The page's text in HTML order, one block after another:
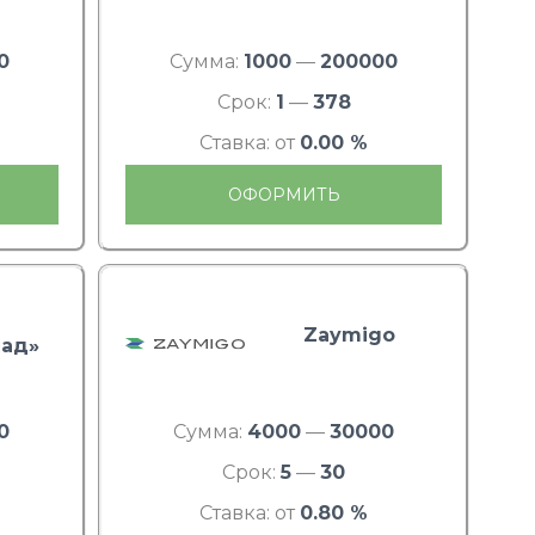
Сумма: 1000 — 200000
Срок: 1 — 378
Ставка: от 0.00 %
ОФОРМИТЬ
Zaymigo
Сумма: 4000 — 30000
Срок: 5 — 30
Ставка: от 0.80 %